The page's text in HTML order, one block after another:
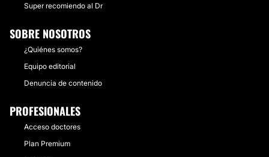
Super recomiendo al Dr
SOBRE NOSOTROS
¿Quiénes somos?
Equipo editorial
Denuncia de contenido
PROFESIONALES
Acceso doctores
Plan Premium